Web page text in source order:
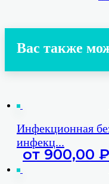
Вас также
от 900,00 ₽
Инфекционная
инфекц...